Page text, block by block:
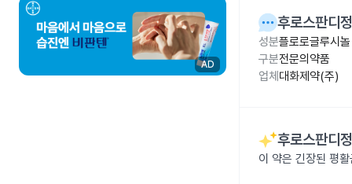
AD
후로스판디정
성분플로로글루시
구분전문의약품
업체 대화제약(주)
후로스판디정
이 약은 긴장된 평